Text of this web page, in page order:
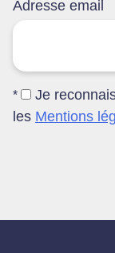
Adresse email
*
Je
les Mentions